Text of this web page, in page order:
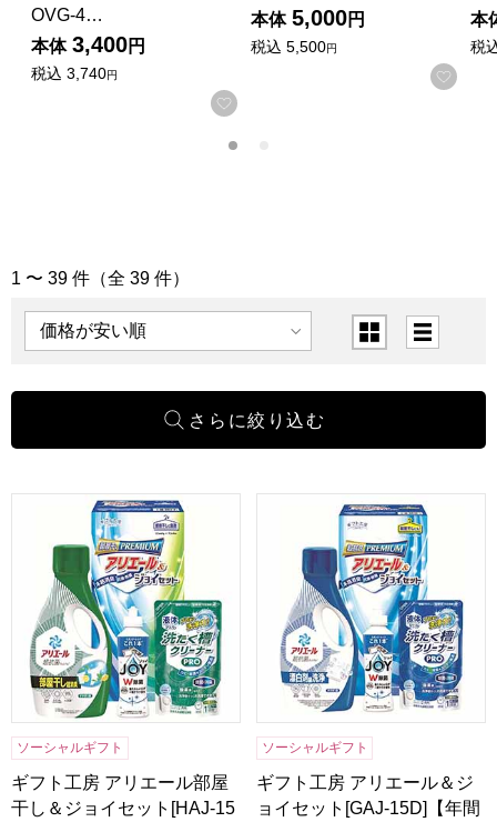
OVG-4…
本体 3,400円
税込 3,740円
お気に入りに登録する
本体 5,000円
税込 5,500円
お気
本
税
「洗剤・石鹸」の商品一覧
1 〜 39 件（全 39 件）
表示順 表示切替
ギフト工房 アリエール部屋干し＆ジョイセット[HAJ-15D]【
ソーシャルギフト
ギフト工房 アリエール部屋
干し＆ジョイセット[HAJ-15
ギフト工房 アリエール＆ジ
ソーシャルギフト
ギフト工房 アリエール＆ジ
ョイセット[GAJ-15D]【年間